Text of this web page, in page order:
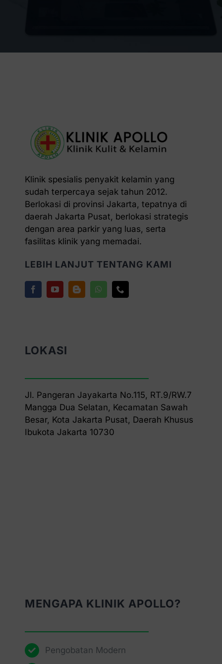
Klinik spesialis penyakit kelamin yang
sudah terpercaya sejak tahun 2012.
Berlokasi di provinsi Jakarta, tepatnya di
daerah Jakarta Pusat, berlokasi strategis
dengan area parkir yang luas, serta
fasilitas klinik yang memadai.
LEBIH LANJUT TENTANG KAMI
LOKASI
Jl. Pangeran Jayakarta No.115, RT.9/RW.7
Mangga Dua Selatan, Kecamatan Sawah
Besar, Kota Jakarta Pusat, Daerah Khusus
Ibukota Jakarta 10730
MENGAPA KLINIK APOLLO?
Pengobatan Modern